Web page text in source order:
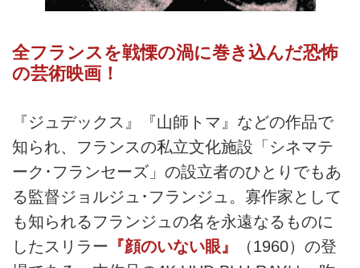
全フランスを戦慄の渦に巻き込んだ恐怖
の芸術映画！
『ジュデックス』『山師トマ』などの作品で
知られ、フランスの私立文化施設「シネマテ
ーク･フランセーズ」の設立者のひとりでもあ
る監督ジョルジュ･フランジュ。寡作家として
も知られるフランジュの名を永遠なるものに
したスリラー 『顔のいない眼』
（1960）の登